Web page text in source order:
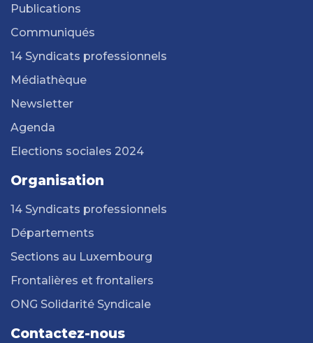
Publications
Communiqués
14 Syndicats professionnels
Médiathèque
Newsletter
Agenda
Elections sociales 2024
Organisation
14 Syndicats professionnels
Départements
Sections au Luxembourg
Frontalières et frontaliers
ONG Solidarité Syndicale
Contactez-nous